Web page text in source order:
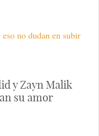
no dudan en subir
y Zayn Malik
su amor